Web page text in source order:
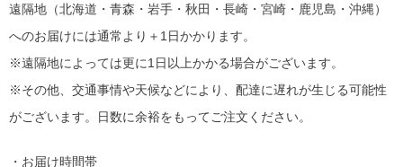
遠隔地（北海道・青森・岩手・秋田・長崎・宮崎・鹿児島・沖縄）
へのお届けには通常より＋1日かかります。
※遠隔地によっては更に1日以上かかる場合がございます。
※その他、交通事情や天候などにより、配達に遅れが生じる可能性
がございます。日数に余裕をもってご注文ください。
・お届け時間帯